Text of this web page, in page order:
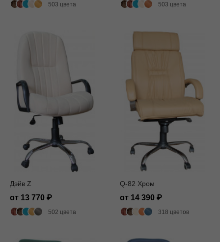
503 цвета 503 цвета
Дэйв Z
от 13 770
502 цвета
Q-82 Хром
от 14 390
318 цветов